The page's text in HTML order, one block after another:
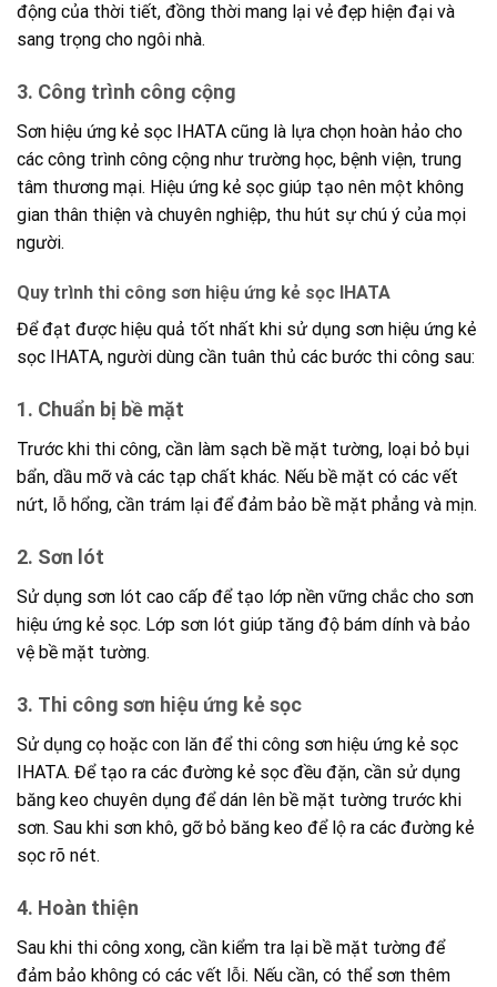
động của thời tiết, đồng thời mang lại vẻ đẹp hiện đại và
sang trọng cho ngôi nhà.
3. Công trình công cộng
Sơn hiệu ứng kẻ sọc IHATA cũng là lựa chọn hoàn hảo cho
các công trình công cộng như trường học, bệnh viện, trung
tâm thương mại. Hiệu ứng kẻ sọc giúp tạo nên một không
gian thân thiện và chuyên nghiệp, thu hút sự chú ý của mọi
người.
Quy trình thi công sơn hiệu ứng kẻ sọc IHATA
Để đạt được hiệu quả tốt nhất khi sử dụng sơn hiệu ứng kẻ
sọc IHATA, người dùng cần tuân thủ các bước thi công sau:
1. Chuẩn bị bề mặt
Trước khi thi công, cần làm sạch bề mặt tường, loại bỏ bụi
bẩn, dầu mỡ và các tạp chất khác. Nếu bề mặt có các vết
nứt, lỗ hổng, cần trám lại để đảm bảo bề mặt phẳng và mịn.
2. Sơn lót
Sử dụng sơn lót cao cấp để tạo lớp nền vững chắc cho sơn
hiệu ứng kẻ sọc. Lớp sơn lót giúp tăng độ bám dính và bảo
vệ bề mặt tường.
3. Thi công sơn hiệu ứng kẻ sọc
Sử dụng cọ hoặc con lăn để thi công sơn hiệu ứng kẻ sọc
IHATA. Để tạo ra các đường kẻ sọc đều đặn, cần sử dụng
băng keo chuyên dụng để dán lên bề mặt tường trước khi
sơn. Sau khi sơn khô, gỡ bỏ băng keo để lộ ra các đường kẻ
sọc rõ nét.
4. Hoàn thiện
Sau khi thi công xong, cần kiểm tra lại bề mặt tường để
đảm bảo không có các vết lỗi. Nếu cần, có thể sơn thêm